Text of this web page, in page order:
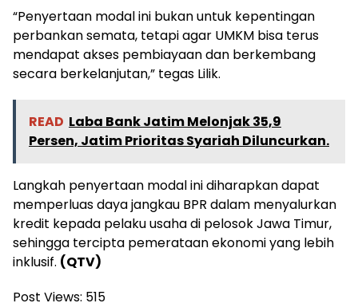
“Penyertaan modal ini bukan untuk kepentingan
perbankan semata, tetapi agar UMKM bisa terus
mendapat akses pembiayaan dan berkembang
secara berkelanjutan,” tegas Lilik.
READ Laba Bank Jatim Melonjak 35,9
Persen, Jatim Prioritas Syariah Diluncurkan.
Langkah penyertaan modal ini diharapkan dapat
memperluas daya jangkau BPR dalam menyalurkan
kredit kepada pelaku usaha di pelosok Jawa Timur,
sehingga tercipta pemerataan ekonomi yang lebih
inklusif. (QTV)
Post Views: 515